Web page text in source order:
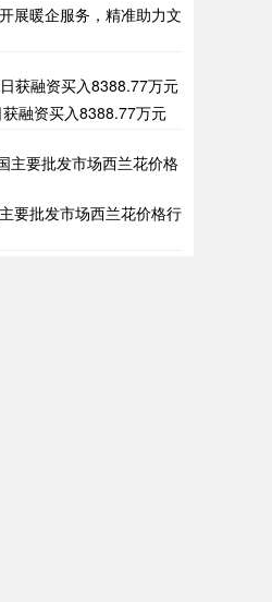
展暖企服务，精准助力文
融资买入8388.77万元
要批发市场西兰花价格行